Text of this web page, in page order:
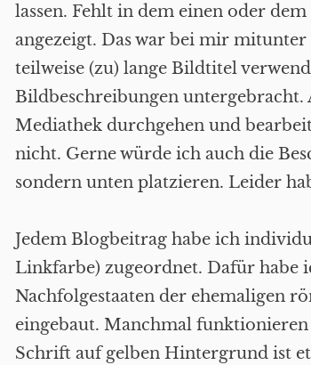
lassen. Fehlt in dem einen oder
angezeigt. Das war bei mir
teilweise (zu) lange Bildtitel
Bildbeschreibungen
Mediathek durchgehen und
nicht. Gerne würde ich auch die
sondern unten platzieren. Leider
Jedem Blogbeitrag habe ich
Linkfarbe) zugeordnet. Dafür habe
Nachfolgestaaten der ehemaligen
eingebaut. Manchmal
Schrift auf gelben Hintergrund ist